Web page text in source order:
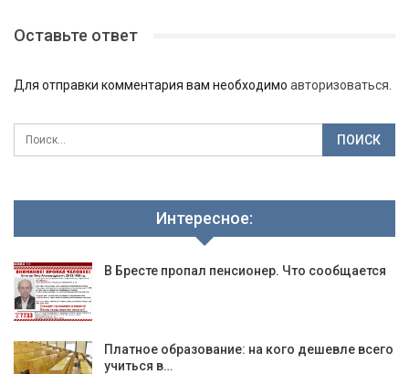
Оставьте ответ
Для отправки комментария вам необходимо авторизоваться
Интересное:
В Бресте пропал пенсионер. Что сообщается
Платное образование: на кого дешевле всего
учиться в…